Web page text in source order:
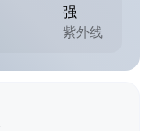
强
紫外线